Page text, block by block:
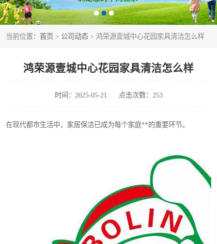
当前位置： 首页 > 公司动态 > 鸿荣源壹城中心花园家具清洁怎么样
鸿荣源壹城中心花园家具清洁怎么样
时间：2025-05-21 点击次数：253
在现代都市生活中，家居保洁已成为每个家庭**的重要环节。